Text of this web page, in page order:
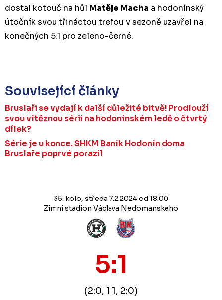
dostal kotouč na hůl Matěje Macha a hodonínský
útočník svou třináctou trefou v sezoně uzavřel na
konečných 5:1 pro zeleno-černé.
Související články
Bruslaři se vydají k další důležité bitvě! Prodlouží
svou vítěznou sérii na hodonínském ledě o čtvrtý
dílek?
Série je u konce. SHKM Baník Hodonín doma
Bruslaře poprvé porazil
35. kolo, středa 7.2.2024 od 18:00
Zimní stadion Václava Nedomanského
5:1
(2:0, 1:1, 2:0)